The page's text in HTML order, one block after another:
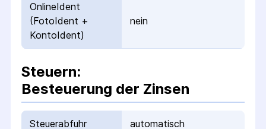
OnlineIdent
(FotoIdent +
KontoIdent)
nein
Steuern:
Besteuerung der Zinsen
Steuerabfuhr automatisch